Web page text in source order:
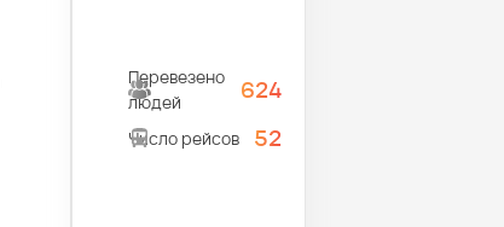
Перевезено
людей
624
Число рейсов 52